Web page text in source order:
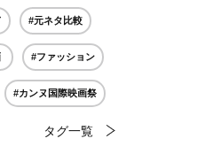
#元ネタ比較
#ファッション
#カンヌ国際映画祭
タグ一覧